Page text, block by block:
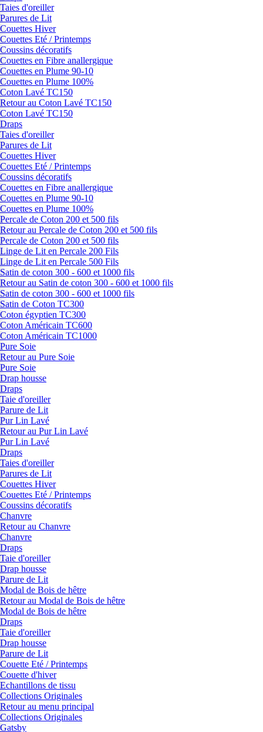
Taies d'oreiller
Parures de Lit
Couettes Hiver
Couettes Eté / Printemps
Coussins décoratifs
Couettes en Fibre anallergique
Couettes en Plume 90-10
Couettes en Plume 100%
Coton Lavé TC150
Retour au Coton Lavé TC150
Coton Lavé TC150
Draps
Taies d'oreiller
Parures de Lit
Couettes Hiver
Couettes Eté / Printemps
Coussins décoratifs
Couettes en Fibre anallergique
Couettes en Plume 90-10
Couettes en Plume 100%
Percale de Coton 200 et 500 fils
Retour au Percale de Coton 200 et 500 fils
Percale de Coton 200 et 500 fils
Linge de Lit en Percale 200 Fils
Linge de Lit en Percale 500 Fils
Satin de coton 300 - 600 et 1000 fils
Retour au Satin de coton 300 - 600 et 1000 fils
Satin de coton 300 - 600 et 1000 fils
Satin de Coton TC300
Coton égyptien TC300
Coton Américain TC600
Coton Américain TC1000
Pure Soie
Retour au Pure Soie
Pure Soie
Drap housse
Draps
Taie d'oreiller
Parure de Lit
Pur Lin Lavé
Retour au Pur Lin Lavé
Pur Lin Lavé
Draps
Taies d'oreiller
Parures de Lit
Couettes Hiver
Couettes Eté / Printemps
Coussins décoratifs
Chanvre
Retour au Chanvre
Chanvre
Draps
Taie d'oreiller
Drap housse
Parure de Lit
Modal de Bois de hêtre
Retour au Modal de Bois de hêtre
Modal de Bois de hêtre
Draps
Taie d'oreiller
Drap housse
Parure de Lit
Couette Eté / Printemps
Couette d'hiver
Echantillons de tissu
Collections Originales
Retour au menu principal
Collections Originales
Gatsby